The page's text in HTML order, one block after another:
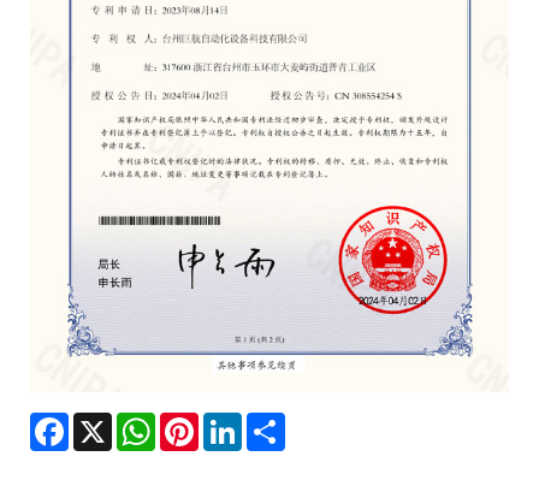
Facebook
X WhatsAppPinterestLinkedIn